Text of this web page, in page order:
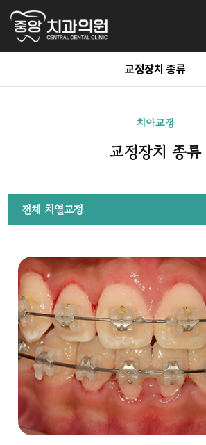
교정장치 종류
치아교정
교정장치 종류
전체 치열교정